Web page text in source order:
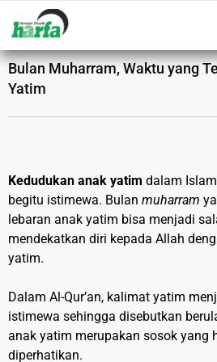
Bulan Muharram, Waktu yang
Yatim
Kedudukan anak yatim dalam
begitu istimewa. Bulan muharram
lebaran anak yatim bisa menjadi
mendekatkan diri kepada Allah
yatim.
Dalam Al-Qur’an, kalimat yatim
istimewa sehingga disebutkan
anak yatim merupakan sosok yang
diperhatikan.